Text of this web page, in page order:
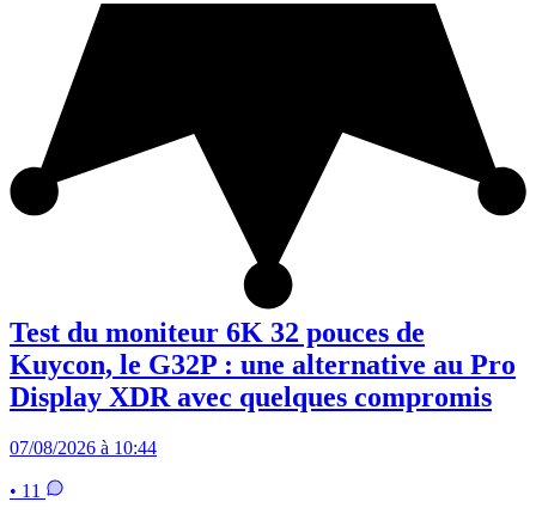
Test du moniteur 6K 32 pouces de
Kuycon, le G32P : une alternative au Pro
Display XDR avec quelques compromis
07/08/2026 à 10:44
• 11